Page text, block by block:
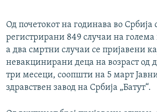
Од почетокот на годинава во Србија
регистрирани 849 случаи на
а два смртни случаи се пријавени
невакцинирани деца на возраст од
три месеци, соопшти на 5 март
здравствен завод на Србија „Батут“.